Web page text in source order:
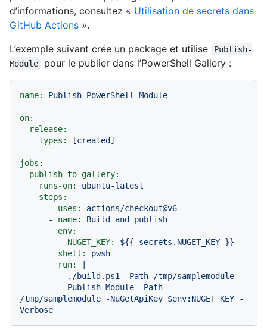
d’informations, consultez « Utilisation de secrets dans
GitHub Actions ».
L’exemple suivant crée un package et utilise
Publish-
Module
pour le publier dans l’PowerShell Gallery :
name: Publish PowerShell Module
on:
release:
types:
[created]
jobs:
publish-to-gallery:
runs-on:
ubuntu-latest
steps:
-
uses:
actions/checkout@v6
-
name: Build and publish
env:
NUGET_KEY:
${{ secrets.NUGET_KEY }}
shell:
pwsh
run:
|
/tmp/samplemodule -NuGetApiKey $env:NUGET_KEY -